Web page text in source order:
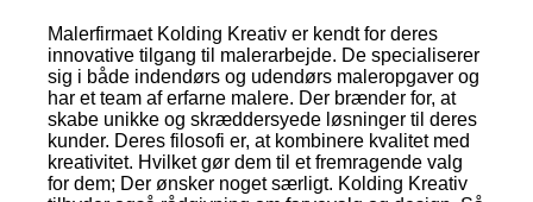
Malerfirmaet Kolding Kreativ er kendt for deres
innovative tilgang til malerarbejde. De specialiserer
sig i både indendørs og udendørs maleropgaver og
har et team af erfarne malere. Der brænder for, at
skabe unikke og skræddersyede løsninger til deres
kunder. Deres filosofi er, at kombinere kvalitet med
kreativitet. Hvilket gør dem til et fremragende valg
for dem; Der ønsker noget særligt. Kolding Kreativ